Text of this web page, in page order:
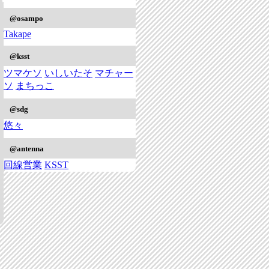
@osampo
Takape
@ksst
ツマケソ いしいたそ マチャー
ソ まちっこ
@sdg
悠々
@antenna
回線営業 KSST